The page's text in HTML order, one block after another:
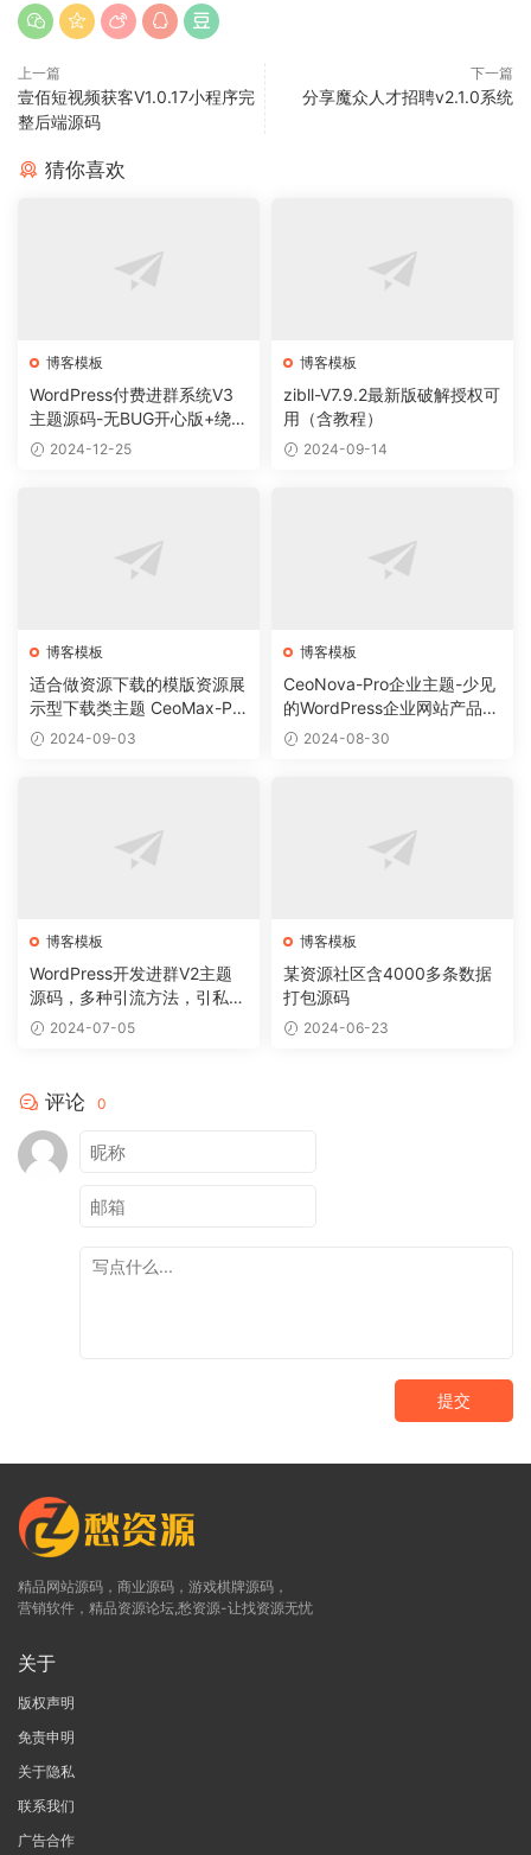
上一篇
壹佰短视频获客V1.0.17小程序完
整后端源码
下一篇
分享魔众人才招聘v2.1.0系统
猜你喜欢
博客模板
WordPress付费进群系统V3
主题源码-无BUG开心版+绕授
权教程2024-12-25
博客模板
zibll-V7.9.2最新版破解授权可
用（含教程）
2024-09-14
博客模板
适合做资源下载的模版资源展
示型下载类主题 CeoMax-Pro
_v7.6 开心版
2024-09-03
博客模板
CeoNova-Pro企业主题-少见
的WordPress企业网站产品展
示主题2024-08-30
博客模板
WordPress开发进群V2主题
源码，多种引流方法，引私域
二次变现
2024-07-05
博客模板
某资源社区含4000多条数据
打包源码
2024-06-23
评论 0
提交
精品网站源码，商业源码，游戏棋牌源码，
营销软件，精品资源论坛,愁资源-让找资源无忧
关于
版权声明
免责申明
关于隐私
联系我们
广告合作